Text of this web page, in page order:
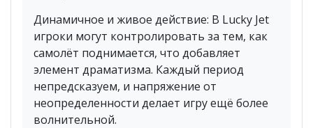
Динамичное и живое действие: В Lucky Jet
игроки могут контролировать за тем, как
самолёт поднимается, что добавляет
элемент драматизма. Каждый период
непредсказуем, и напряжение от
неопределенности делает игру ещё более
волнительной.